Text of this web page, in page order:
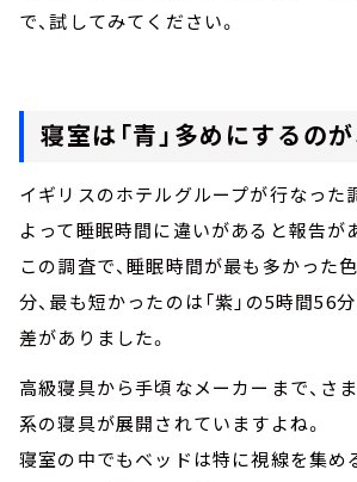
で、試してみてください。
寝室は「青」多めにするのが
イギリスのホテルグループが行なった
よって睡眠時間に違いがあると報告が
この調査で、睡眠時間が最も多かった
分、最も短かったのは「紫」の5時間56
差がありました。
高級寝具から手頃なメーカーまで、さ
系の寝具が展開されていますよね。
寝室の中でもベッドは特に視線を集め